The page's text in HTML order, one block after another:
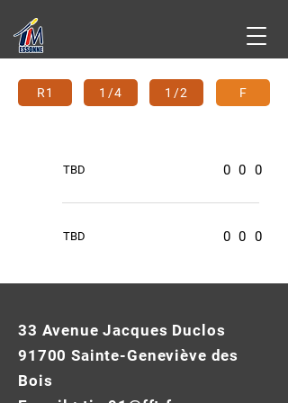
R1 1/4 1/2 F
TBD 0 0 0
TBD 0 0 0
33 Avenue Jacques Duclos
91700 Sainte-Geneviève des
Bois